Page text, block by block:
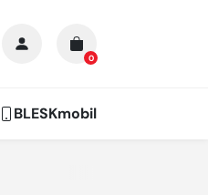
0
BLESKmobil